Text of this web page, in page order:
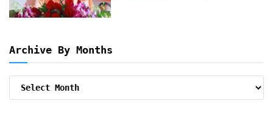
Archive By Months